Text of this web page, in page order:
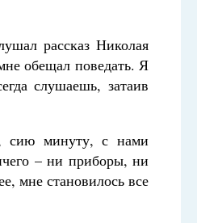
рассказ Николая
обещал поведать. Я
слушаешь, затаив
сию минуту, с нами
– ни приборы, ни
мне становилось все